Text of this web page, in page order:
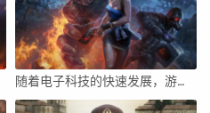
随着电子科技的快速发展，游戏本已经逐渐成为了现代人们追求高品质游戏体验的重要工具。而性价比，无疑是大多数玩家在选择游戏本时首要考虑的因素之一。本文将围绕最近性价比游戏本进行深入分析，帮助读者更好地了解这一领域的具体情况。